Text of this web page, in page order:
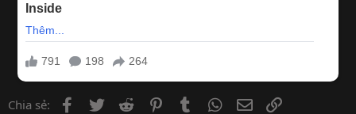
Chia sẻ: Facebook
Twitter Reddit PinterestTumblr WhatsApp
Email